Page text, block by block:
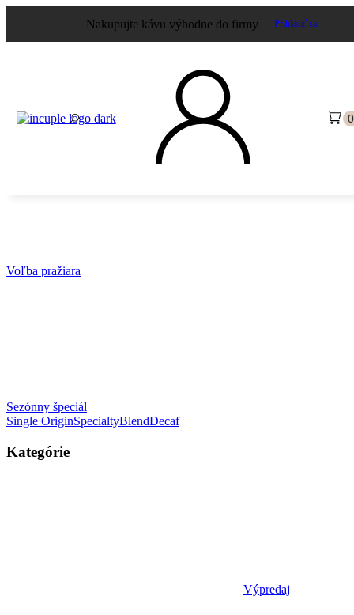
Nakupujte kávu výhodne do firmy Prihlásiť sa
Voľba pražiara
Sezónny špeciál
Single OriginSpecialtyBlendDecaf
Kategórie
Výpredaj